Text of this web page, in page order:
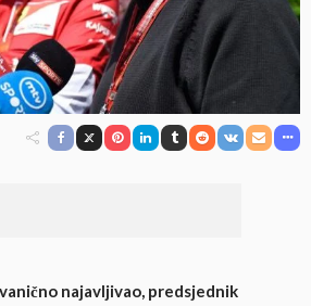
najavljivao, predsjednik